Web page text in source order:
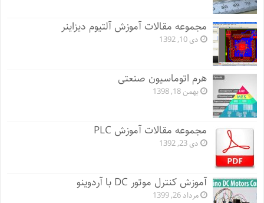
مجموعه مقالات آموزش آلتیوم دیزاینر
دی 10, 1392
هرم اتوماسیون صنعتی
بهمن 18, 1398
مجموعه مقالات آموزش PLC
دی 23, 1392
آموزش کنترل موتور DC با آردوینو
مرداد 26, 1399